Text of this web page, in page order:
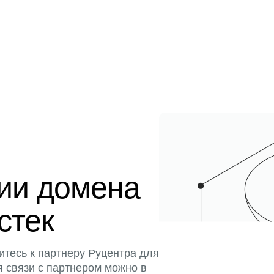
домена
к партнеру Руцентра для
связи с партнером можно в